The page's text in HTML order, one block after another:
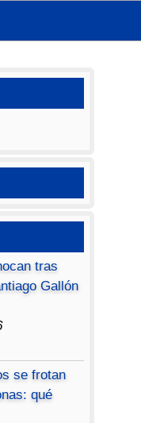
tras
Gallón
se frotan
qué